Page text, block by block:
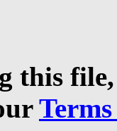
this